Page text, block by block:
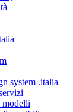
system .italia
modelli